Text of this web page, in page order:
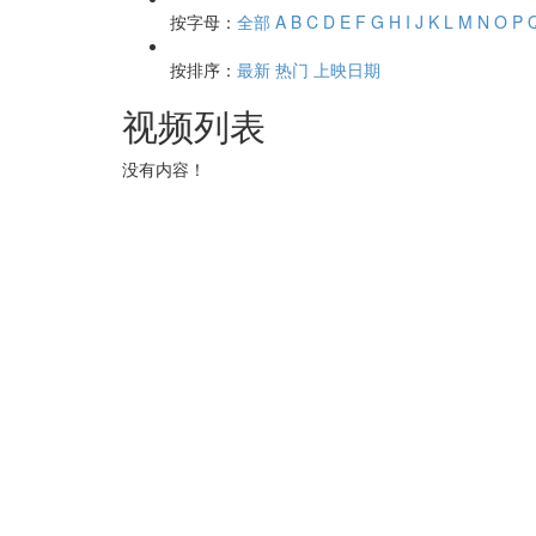
按字母： 全部 A B C D E F G H I J K L M N O P
按排序： 最新 热门 上映日期
视频列表
没有内容！